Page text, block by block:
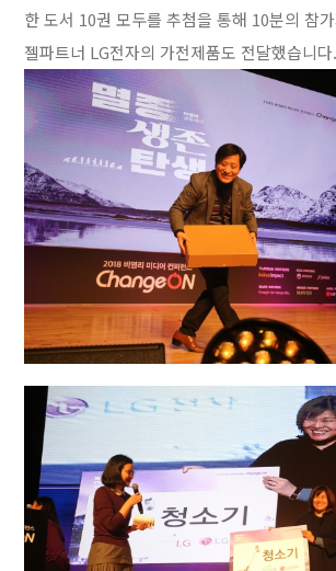
한 도서 10권 모두를 추첨을 통해 10분의 참
젤파트너 LG전자의 가전제품도 전달했습니다.